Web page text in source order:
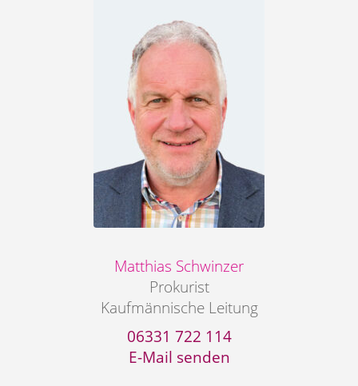
Matthias Schwinzer
Prokurist
Kaufmännische Leitung
06331 722 114
E-Mail senden